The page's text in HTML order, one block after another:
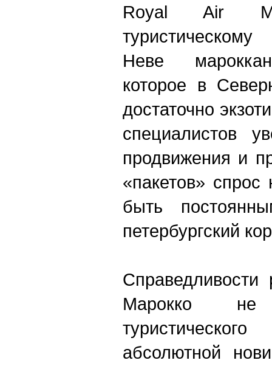
Royal Air
Неве
которое в
достаточно
специалистов
продвижения и
«пакетов»
быть
петербургский
Справедливости
Марокко
абсолютной